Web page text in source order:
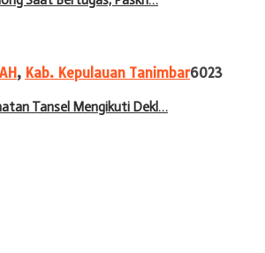
, Kab. Kepulauan Tanimbar6023
Tansel Mengikuti Dekl…